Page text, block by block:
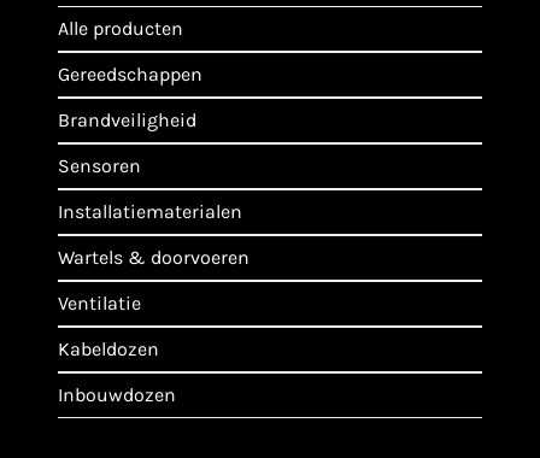
alle producten
gereedschappen
brandveiligheid
sensoren
installatiematerialen
wartels & doorvoeren
ventilatie
kabeldozen
inbouwdozen